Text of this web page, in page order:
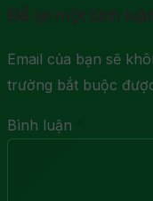
Để lại một bình
Email của bạn sẽ
trường bắt buộc
Bình luận